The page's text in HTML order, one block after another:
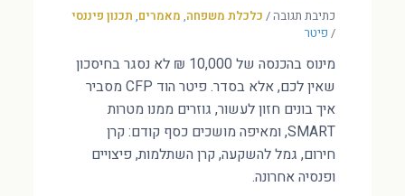
כתיבת תגובה/ כלכלת משפחה, מאמרים, תכנון פיננסי
/ פיטר
מינוס בהכנסה של 10,000 ₪ לא נסגר בחיסכון
שאין לכם, אלא בסדר. פיטר הוד CFP מסביר
איך בונים חזון לעשור, גוזרים ממנו מטרות
SMART, ומאיפה מושכים כסף קודם: קרן
חירום, גמל להשקעה, קרן השתלמות, פיצויים
ופנסיה אחרונה.